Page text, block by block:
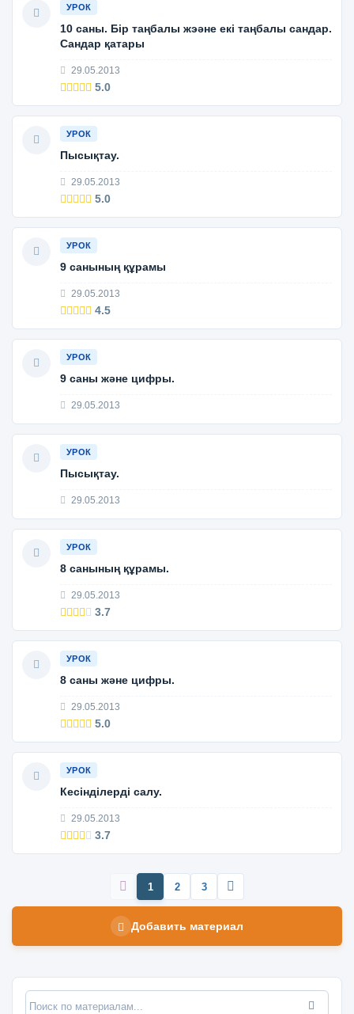
УРОК
10 саны. Бір таңбалы жэәне екі таңбалы сандар.
Сандар қатары
29.05.2013
5.0
УРОК
Пысықтау.
29.05.2013
5.0
УРОК
9 санының құрамы
29.05.2013
4.5
УРОК
9 саны және цифры.
29.05.2013
УРОК
Пысықтау.
29.05.2013
УРОК
8 санының құрамы.
29.05.2013
3.7
УРОК
8 саны және цифры.
29.05.2013
5.0
УРОК
Кесінділерді салу.
29.05.2013
3.7
1 2 3
Добавить материал